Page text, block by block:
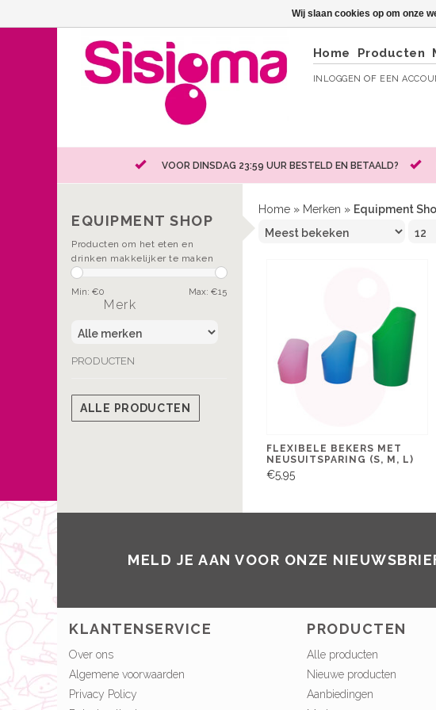
Home Producten
INLOGGEN OF EEN
VOOR DINSDAG 23:59 UUR BESTELD EN BETAALD?
EQUIPMENT SHOP
Producten om het eten en
drinken makkelijker te maken
Min: €0 Max: €15
Merk
PRODUCTEN
ALLE PRODUCTEN
Home » Merken » Equipment
FLEXIBELE BEKERS MET
NEUSUITSPARING (S, M, L)
€5,95
MELD JE AAN VOOR ONZE
KLANTENSERVICE
Over ons
Algemene voorwaarden
Privacy Policy
PRODUCTEN
Alle producten
Nieuwe producten
Aanbiedingen
Wij slaan cookies op om onze